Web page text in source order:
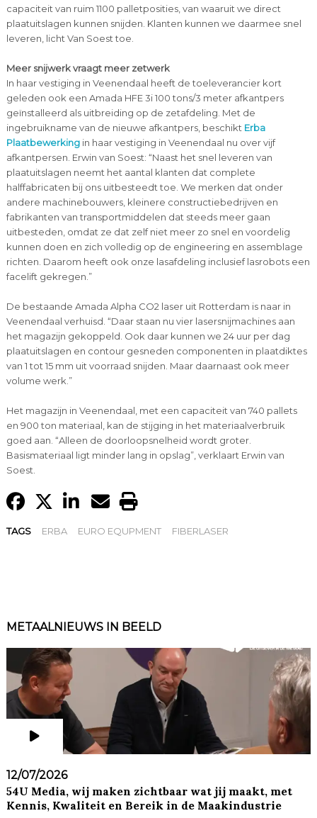
capaciteit van ruim 1100 palletposities, van waaruit we direct
plaatuitslagen kunnen snijden. Klanten kunnen we daarmee snel
leveren, licht Van Soest toe.
Meer snijwerk vraagt meer zetwerk
In haar vestiging in Veenendaal heeft de toeleverancier kort
geleden ook een Amada HFE 3i 100 tons/3 meter afkantpers
geïnstalleerd als uitbreiding op de zetafdeling. Met de
ingebruikname van de nieuwe afkantpers, beschikt Erba
Plaatbewerking in haar vestiging in Veenendaal nu over vijf
afkantpersen. Erwin van Soest: “Naast het snel leveren van
plaatuitslagen neemt het aantal klanten dat complete
halffabricaten bij ons uitbesteedt toe. We merken dat onder
andere machinebouwers, kleinere constructiebedrijven en
fabrikanten van transportmiddelen dat steeds meer gaan
uitbesteden, omdat ze dat zelf niet meer zo snel en voordelig
kunnen doen en zich volledig op de engineering en assemblage
richten. Daarom heeft ook onze lasafdeling inclusief lasrobots een
facelift gekregen.”
De bestaande Amada Alpha CO2 laser uit Rotterdam is naar in
Veenendaal verhuisd. “Daar staan nu vier lasersnijmachines aan
het magazijn gekoppeld. Ook daar kunnen we 24 uur per dag
plaatuitslagen en contour gesneden componenten in plaatdiktes
van 1 tot 15 mm uit voorraad snijden. Maar daarnaast ook meer
volume werk.”
Het magazijn in Veenendaal, met een capaciteit van 740 pallets
en 900 ton materiaal, kan de stijging in het materiaalverbruik
goed aan. “Alleen de doorloopsnelheid wordt groter.
Basismateriaal ligt minder lang in opslag”, verklaart Erwin van
Soest.
TAGS ERBA EURO EQUPMENT FIBERLASER
METAALNIEUWS IN BEELD
12/07/2026
54U Media, wij maken zichtbaar wat jij maakt, met
Kennis, Kwaliteit en Bereik in de Maakindustrie